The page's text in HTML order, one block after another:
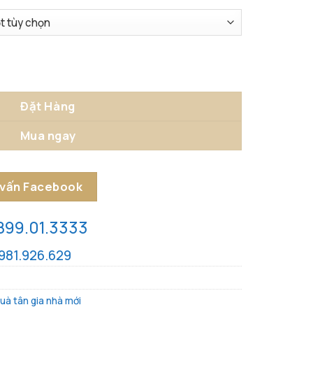
Đáo số lượng
Đặt Hàng
Mua ngay
Facebook
tân gia nhà mới